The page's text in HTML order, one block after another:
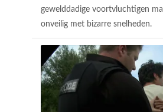
gewelddadige voortvluchtigen
onveilig met bizarre snelheden.